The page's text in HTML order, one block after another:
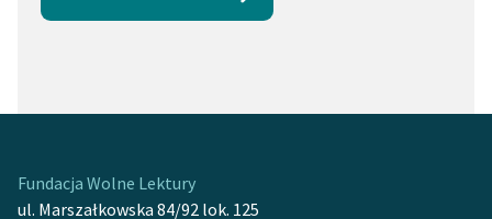
Fundacja Wolne Lektury
ul. Marszałkowska 84/92 lok. 125